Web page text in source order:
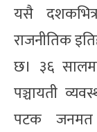
यसै
राजनीतिक
छ। ३६
पञ्चायती
पटक जनमत